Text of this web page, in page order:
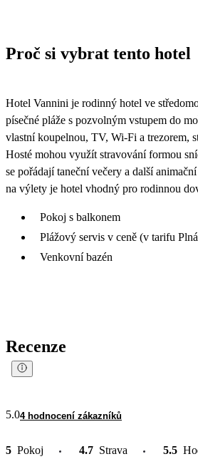
Proč si vybrat tento hotel
Hotel Vannini je rodinný hotel ve
písečné pláže s pozvolným vstupem do
vlastní koupelnou, TV, Wi-Fi a trezorem,
Hosté mohou využít stravování formou
se pořádají taneční večery a další
na výlety je hotel vhodný pro rodinnou
Pokoj s balkonem
Plážový servis v ceně (v tarifu
Venkovní bazén
Recenze
5.04 hodnocení zákazníků
5 Pokoj 4.7 Strava 5.5